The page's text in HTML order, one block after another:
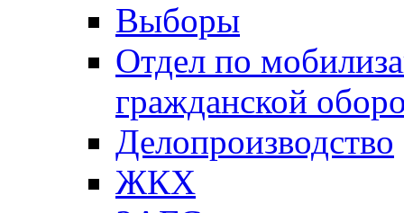
Выборы
Отдел по
гражданской
Делопроизводство
ЖКХ